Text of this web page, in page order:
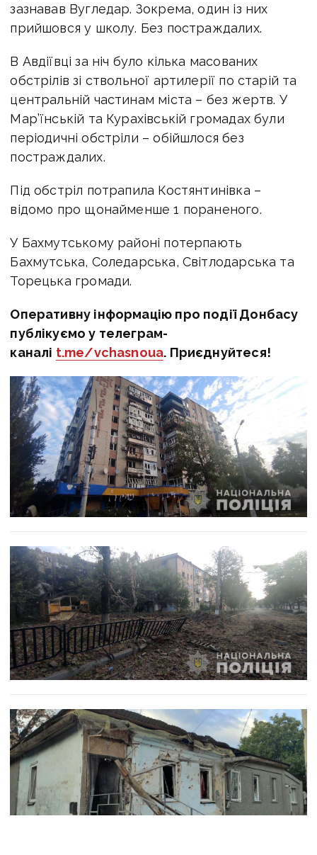
зазнавав Вугледар. Зокрема, один із них
прийшовся у школу. Без постраждалих.
В Авдіївці за ніч було кілька масованих
обстрілів зі ствольної артилерії по старій та
центральній частинам міста – без жертв. У
Мар’їнській та Курахівській громадах були
періодичні обстріли – обійшлося без
постраждалих.
Під обстріл потрапила Костянтинівка –
відомо про щонайменше 1 пораненого.
У Бахмутському районі потерпають
Бахмутська, Соледарська, Світлодарська та
Торецька громади.
Оперативну інформацію про події Донбасу
публікуємо у телеграм-
каналі t.me/vchasnoua. Приєднуйтеся!